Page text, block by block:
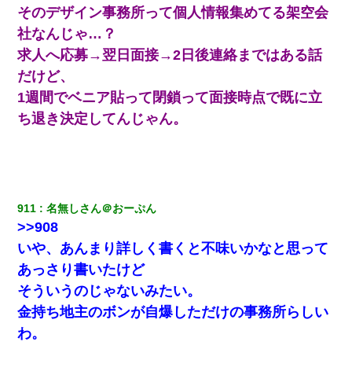
嫁に不倫されたから嫁と不倫相手に1000万の慰謝料請求した
３２歳俺「ずっと好きでした！！付き合って下さい！」 ２５歳
彼女「うん！！絶対幸せになろうね！！！！」 → ７年後ｗｗ
ｗｗｗ
ターリモコンあるだろ？DOWNのボタン押してｗ」→ 待つこと１
時間弱・・・
アパートのドアに『ハンザイ者！この人はさいあくの人です』と
張り紙が！大家「面倒はごめんだよ」私「はあ」→警察に行き、
見回りで犯人が捕まったが、それが…｜生活｜ヌルポあんてな
【不幸な結婚式】新郎親族「ブスのくせにドレスなんか着ちゃっ
てさ～ほんと恥ずかしいわよね～（大声」新郎両親「！！！（土
下座」→ 結果・・・
そのデザイン事務所って個人情報集めてる架空会
社なんじゃ…？
求人へ応募→翌日面接→2日後連絡まではある話
だけど、
1週間でベニア貼って閉鎖って面接時点で既に立
ち退き決定してんじゃん。
911 名無しさん＠おーぷん
>>908
いや、あんまり詳しく書くと不味いかなと思って
あっさり書いたけど
そういうのじゃないみたい。
金持ち地主のボンが自爆しただけの事務所らしい
わ。